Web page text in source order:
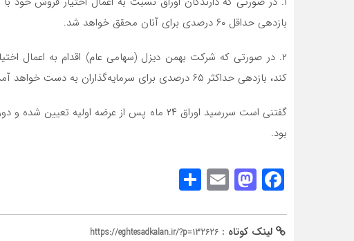
بازدهی حداقل ۶۰ درصدی برای آنان محقق خواهد شد.
کند، بازدهی حداکثر ۶۵ درصدی برای سرمایه‌گذاران به دست خواهد آمد.
گفتنی است سررسید اوراق ۲۴ ماه پس از عرضه
بود.
Facebook
Mastodon
Email
لینک کوتاه : https://eghtesadkalan.ir/?p=132626